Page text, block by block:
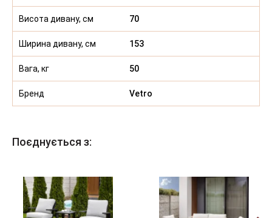
Висота дивану, см 70
Ширина дивану, см 153
Вага, кг 50
Бренд Vetro
Поєднується з: